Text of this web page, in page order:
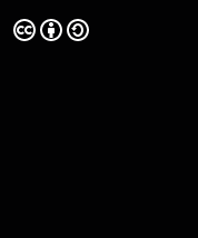
Con licencia Creative
(Enlace externo)